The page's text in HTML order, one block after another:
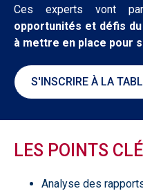
Ces experts vont
opportunités et défis
à mettre en place pour
S'INSCRIRE À LA
LES POINTS
Analyse des